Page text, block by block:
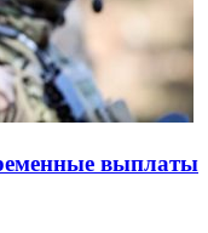
выплаты